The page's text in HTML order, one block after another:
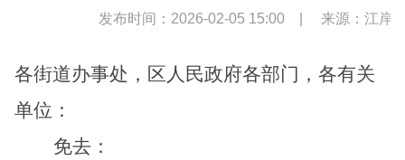
发布时间：2026-02-05 15:00 来源：江岸
各街道办事处，区人民政府各部门，各有关
单位：
免去：